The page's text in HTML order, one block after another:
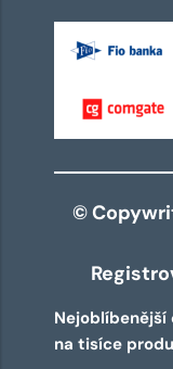
©
na tisíce